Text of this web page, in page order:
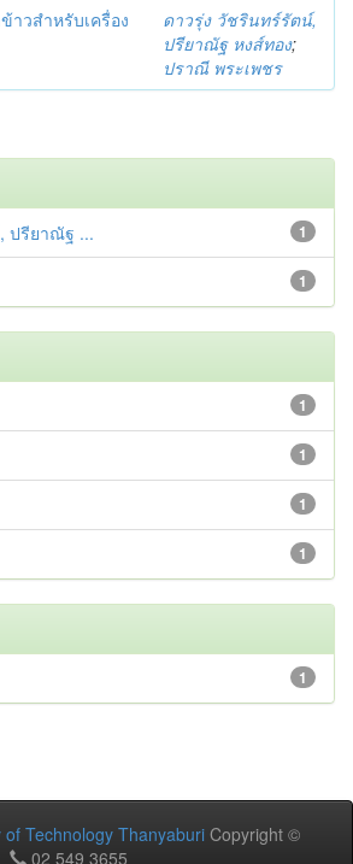
าวสำหรับเครื่อง
ดาวรุ่ง วัชรินทร์รัตน์,
ปรียาณัฐ หงส์ทอง;
ปราณี พระเพชร
1
ปรียาณัฐ ...
1
1
1
1
1
1
Technology Thanyaburi Copyright ©
02 549 3655